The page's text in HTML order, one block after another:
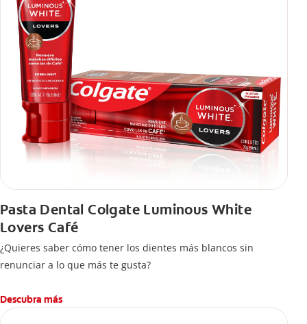
Pasta Dental Colgate Luminous White
Lovers Café
¿Quieres saber cómo tener los dientes más blancos sin
renunciar a lo que más te gusta?
Descubra más